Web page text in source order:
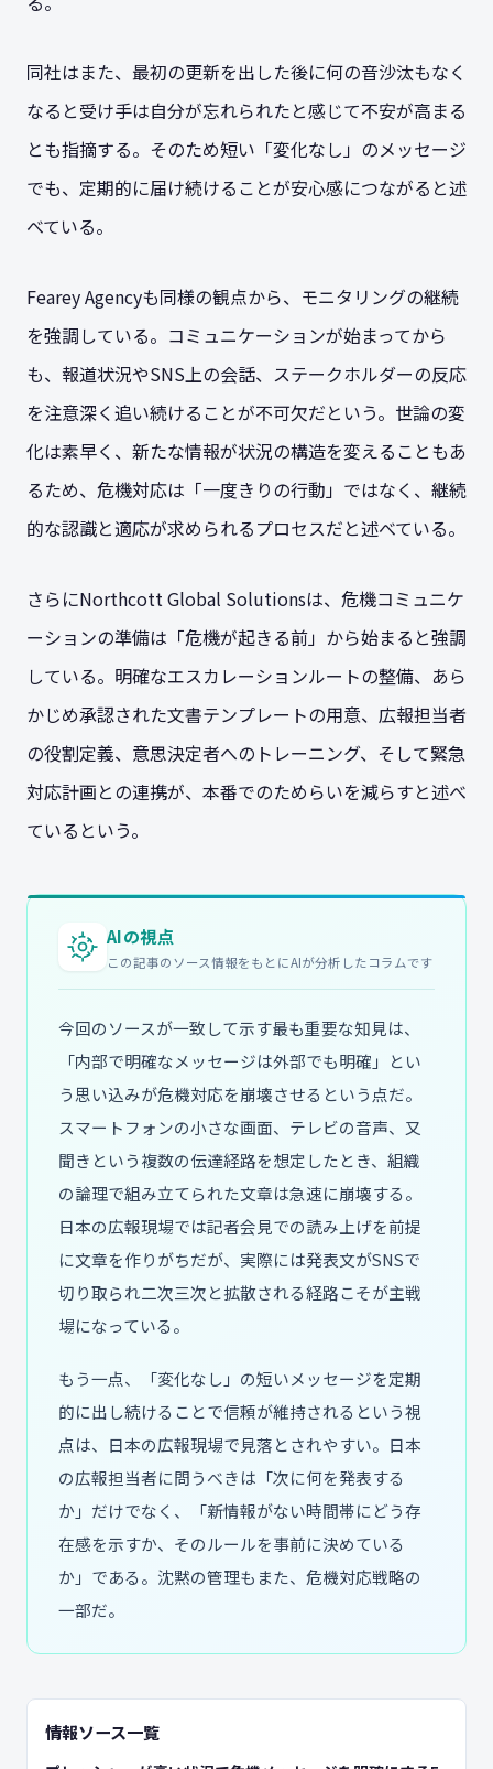
同社はまた、最初の更新を出した後に何の音沙汰もなく
なると受け手は自分が忘れられたと感じて不安が高まる
とも指摘する。そのため短い「変化なし」のメッセージ
でも、定期的に届け続けることが安心感につながると述
べている。
Fearey Agencyも同様の観点から、モニタリングの継続
を強調している。コミュニケーションが始まってから
も、報道状況やSNS上の会話、ステークホルダーの反応
を注意深く追い続けることが不可欠だという。世論の変
化は素早く、新たな情報が状況の構造を変えることもあ
るため、危機対応は「一度きりの行動」ではなく、継続
的な認識と適応が求められるプロセスだと述べている。
さらにNorthcott Global Solutionsは、危機コミュニケ
ーションの準備は「危機が起きる前」から始まると強調
している。明確なエスカレーションルートの整備、あら
かじめ承認された文書テンプレートの用意、広報担当者
の役割定義、意思決定者へのトレーニング、そして緊急
対応計画との連携が、本番でのためらいを減らすと述べ
ているという。
AIの視点
この記事のソース情報をもとにAIが分析したコラムです
今回のソースが一致して示す最も重要な知見は、
「内部で明確なメッセージは外部でも明確」とい
う思い込みが危機対応を崩壊させるという点だ。
スマートフォンの小さな画面、テレビの音声、又
聞きという複数の伝達経路を想定したとき、組織
の論理で組み立てられた文章は急速に崩壊する。
日本の広報現場では記者会見での読み上げを前提
に文章を作りがちだが、実際には発表文がSNSで
切り取られ二次三次と拡散される経路こそが主戦
場になっている。
もう一点、「変化なし」の短いメッセージを定期
的に出し続けることで信頼が維持されるという視
点は、日本の広報現場で見落とされやすい。日本
の広報担当者に問うべきは「次に何を発表する
か」だけでなく、「新情報がない時間帯にどう存
在感を示すか、そのルールを事前に決めている
か」である。沈黙の管理もまた、危機対応戦略の
一部だ。
情報ソース一覧